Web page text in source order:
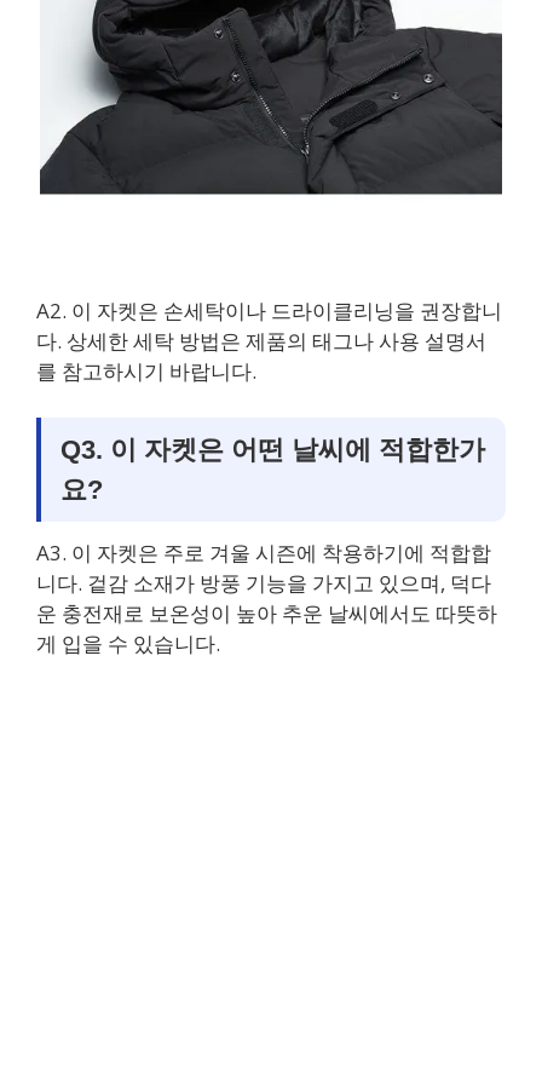
A2. 이 자켓은 손세탁이나 드라이클리닝을 권장합니
다. 상세한 세탁 방법은 제품의 태그나 사용 설명서
를 참고하시기 바랍니다.
Q3. 이 자켓은 어떤 날씨에 적합한가
요?
A3. 이 자켓은 주로 겨울 시즌에 착용하기에 적합합
니다. 겉감 소재가 방풍 기능을 가지고 있으며, 덕다
운 충전재로 보온성이 높아 추운 날씨에서도 따뜻하
게 입을 수 있습니다.